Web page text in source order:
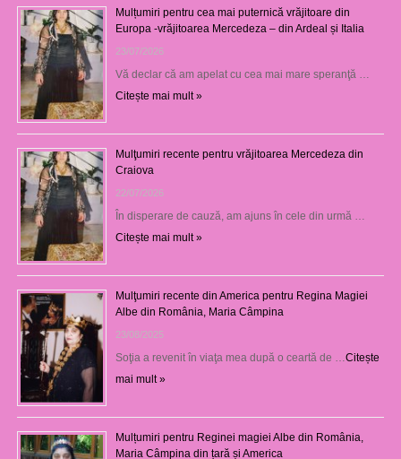
Mulțumiri pentru cea mai puternică vrăjitoare din
Europa -vrăjitoarea Mercedeza – din Ardeal și Italia
23/07/2026
Vă declar că am apelat cu cea mai mare speranţă …
Citește mai mult »
Mulţumiri recente pentru vrăjitoarea Mercedeza din
Craiova
22/07/2026
În disperare de cauză, am ajuns în cele din urmă …
Citește mai mult »
Mulţumiri recente din America pentru Regina Magiei
Albe din România, Maria Câmpina
23/08/2025
Soţia a revenit în viaţa mea după o ceartă de …Citește
mai mult »
Mulțumiri pentru Reginei magiei Albe din România,
Maria Câmpina din țară și America